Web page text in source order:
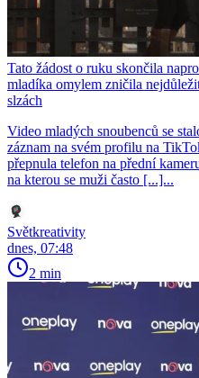
Tato žádost o ruku skončila
mladíka omylem zničila
slzách
Video mladých snoubenců se
záznam na svém profilu na
přepnula telefon na přední
na kterou se muži často [...]...
Světkreativity
dnes, 07:48
2 min